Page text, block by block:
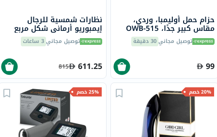
حزام حمل أوليمبا، وردي،
مقاس كبير جدًا، OWB-515
توصيل مجاني30 دقيقة
99
نظارات شمسية للرجال
إيمبوريو أرماني شكل مربع
مقاس 56 - 506381 0EA4047توصيل مجاني3 ساعات
611.25
815
20% خصم 25% خصم